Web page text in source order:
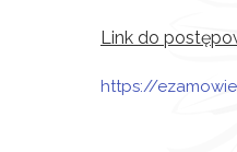
Link do
https://